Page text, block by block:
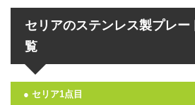
セリアのステンレス製プレー
覧
● セリア1点目